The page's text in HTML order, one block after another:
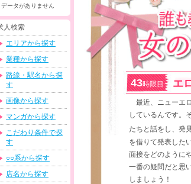
43時限目 エ
最近、ニューエ
しているんです。
たちと話をし、発
を借りて発表した
面接をどのように
一番の疑問だと思
しましょう！
データがありません
人検索
エリアから探す
業種から探す
路線・駅名から探
す
画像から探す
マンガから探す
こだわり条件で探
す
○○系から探す
店名から探す